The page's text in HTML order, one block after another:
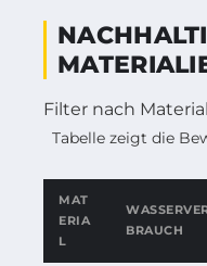
Filter nach
Tabelle zeigt die
MAT
ERIA
L
BRAUCH